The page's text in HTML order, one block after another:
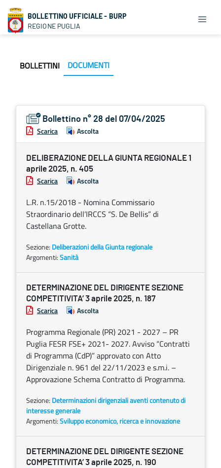
BOLLETTINO UFFICIALE - BURP
REGIONE PUGLIA
BOLLETTINI DOCUMENTI
Bollettino n° 28 del 07/04/2025
Scarica Ascolta
DELIBERAZIONE DELLA GIUNTA REGIONALE 1
aprile 2025, n. 405
Scarica Ascolta
L.R. n.15/2018 - Nomina Commissario
Straordinario dell’IRCCS “S. De Bellis” di
Castellana Grotte.
Sezione: Deliberazioni della Giunta regionale
Argomenti:Sanità
DETERMINAZIONE DEL DIRIGENTE SEZIONE
COMPETITIVITA’ 3 aprile 2025, n. 187
Scarica Ascolta
Programma Regionale (PR) 2021 - 2027 – PR
Puglia FESR FSE+ 2021- 2027. Avviso “Contratti
di Programma (CdP)” approvato con Atto
Dirigenziale n. 961 del 22/11/2023 e s.m.i. –
Approvazione Schema Contratto di Programma.
Sezione: Determinazioni dirigenziali aventi contenuto di
interesse generale
Argomenti:Sviluppo economico, ricerca e innovazione
DETERMINAZIONE DEL DIRIGENTE SEZIONE
COMPETITIVITA’ 3 aprile 2025, n. 190